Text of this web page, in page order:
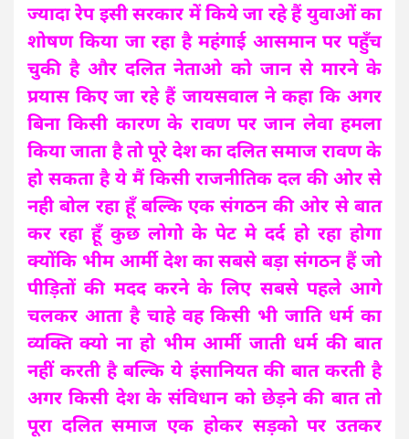
ज्यादा रेप इसी सरकार में किये जा रहे हैं युवाओं का
शोषण किया जा रहा है महंगाई आसमान पर पहुँच
चुकी है और दलित नेताओ को जान से मारने के
प्रयास किए जा रहे हैं जायसवाल ने कहा कि अगर
बिना किसी कारण के रावण पर जान लेवा हमला
किया जाता है तो पूरे देश का दलित समाज रावण के
हो सकता है ये मैं किसी राजनीतिक दल की ओर से
नही बोल रहा हूँ बल्कि एक संगठन की ओर से बात
कर रहा हूँ कुछ लोगो के पेट मे दर्द हो रहा होगा
क्योंकि भीम आर्मी देश का सबसे बड़ा संगठन हैं जो
पीड़ितों की मदद करने के लिए सबसे पहले आगे
चलकर आता है चाहे वह किसी भी जाति धर्म का
व्यक्ति क्यो ना हो भीम आर्मी जाती धर्म की बात
नहीं करती है बल्कि ये इंसानियत की बात करती है
अगर किसी देश के संविधान को छेड़ने की बात तो
पूरा दलित समाज एक होकर सड़को पर उतकर